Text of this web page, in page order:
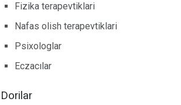
Fizika terapevtiklari
Nafas olish terapevtiklari
Psixologlar
Eczacılar
Dorilar